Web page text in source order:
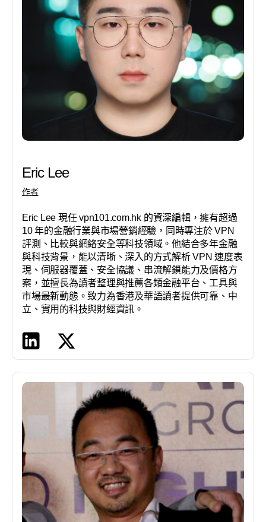
Eric Lee
作者
Eric Lee 現任 vpn101.com.hk 的資深編輯，擁有超過
10 年的金融行業與市場營銷經驗，同時專注於 VPN
評測、比較與網絡安全等科技領域。他結合多年金融
與科技背景，能以清晰、深入的方式解析 VPN 速度表
現、伺服器覆蓋、安全協議、串流解鎖能力及價格方
案，並擅長為讀者整理與推薦各類金融平台、工具與
市場最新動態。致力為香港及華語讀者提供可靠、中
立、實用的科技與財經資訊。